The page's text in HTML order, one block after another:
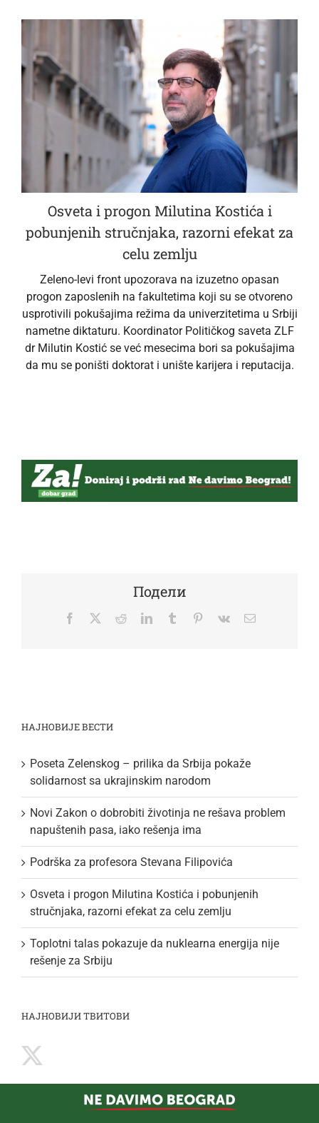
Osveta i progon Milutina Kostića i
pobunjenih stručnjaka, razorni efekat za
celu zemlju
Zeleno-levi front upozorava na izuzetno opasan
progon zaposlenih na fakultetima koji su se otvoreno
usprotivili pokušajima režima da univerzitetima u Srbiji
nametne diktaturu. Koordinator Političkog saveta ZLF
dr Milutin Kostić se već mesecima bori sa pokušajima
da mu se poništi doktorat i unište karijera i reputacija.
Подели
Facebook
TwitterRedditLinkedInTumblr Pinterest
Vk Email
НАЈНОВИЈЕ ВЕСТИ
Poseta Zelenskog – prilika da Srbija pokaže
solidarnost sa ukrajinskim narodom
Novi Zakon o dobrobiti životinja ne rešava problem
napuštenih pasa, iako rešenja ima
Podrška za profesora Stevana Filipovića
Osveta i progon Milutina Kostića i pobunjenih
stručnjaka, razorni efekat za celu zemlju
Toplotni talas pokazuje da nuklearna energija nije
rešenje za Srbiju
НАЈНОВИЈИ ТВИТОВИ